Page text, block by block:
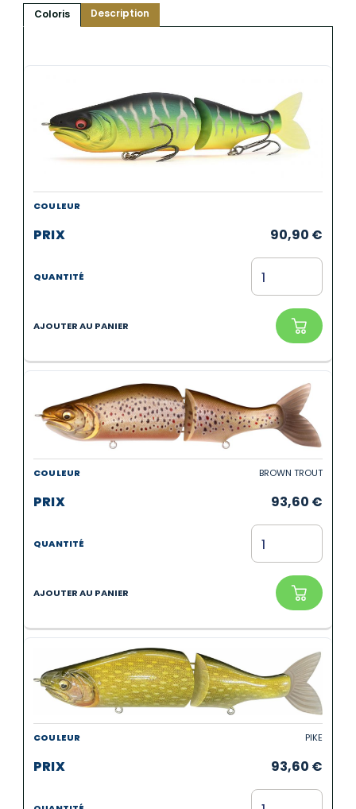
Coloris Description
90,90 €
BROWN TROUT
93,60 €
PIKE
93,60 €